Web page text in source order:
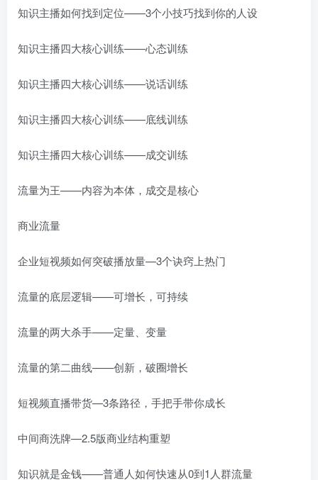
知识主播如何找到定位——3个小技巧找到你的人设
知识主播四大核心训练——心态训练
知识主播四大核心训练——说话训练
知识主播四大核心训练——底线训练
知识主播四大核心训练——成交训练
流量为王——内容为本体，成交是核心
商业流量
企业短视频如何突破播放量—3个诀窍上热门
流量的底层逻辑——可增长，可持续
流量的两大杀手——定量、变量
流量的第二曲线——创新，破圈增长
短视频直播带货—3条路径，手把手带你成长
中间商洗牌—2.5版商业结构重塑
知识就是金钱——普通人如何快速从0到1人群流量